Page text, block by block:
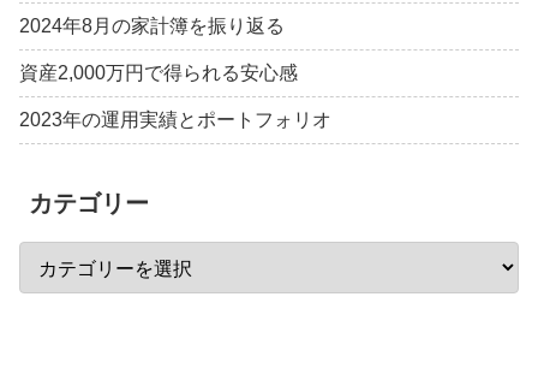
2024年8月の家計簿を振り返る
資産2,000万円で得られる安心感
2023年の運用実績とポートフォリオ
カテゴリー